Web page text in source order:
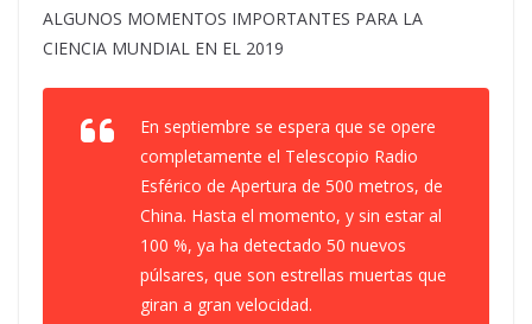
ALGUNOS MOMENTOS IMPORTANTES PARA LA
CIENCIA MUNDIAL EN EL 2019
En septiembre se espera que se opere
completamente el Telescopio Radio
Esférico de Apertura de 500 metros, de
China. Hasta el momento, y sin estar al
100 %, ya ha detectado 50 nuevos
púlsares, que son estrellas muertas que
giran a gran velocidad.